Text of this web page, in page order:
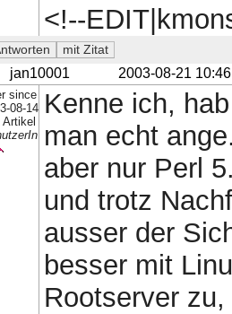
<!--
jan10001 2003-08-21 10:46
since
08-14
Artikel
Kenne ich,
man echt
aber nur Perl
und trotz
ausser der
besser mit
Rootserver